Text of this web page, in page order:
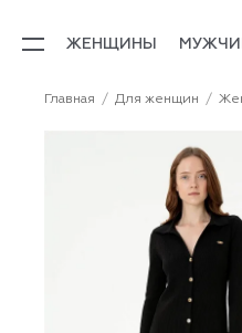
ЖЕНЩИНЫ
Главная Для женщин